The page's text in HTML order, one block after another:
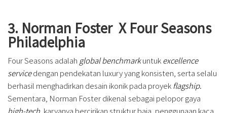
3. Norman Foster X Four Seasons
Philadelphia
Four Seasons adalah global benchmarkuntukexcellence
servicedengan pendekatan luxury yang konsisten, serta selalu
berhasil menghadirkan desain ikonik pada proyek flagship.
Sementara, Norman Foster dikenal sebagai pelopor gaya
high-tech , karyanya bercirikan struktur baja, penggunaan kaca